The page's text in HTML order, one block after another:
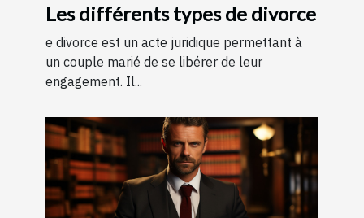
Les différents types de divorce
e divorce est un acte juridique permettant à
un couple marié de se libérer de leur
engagement. Il...